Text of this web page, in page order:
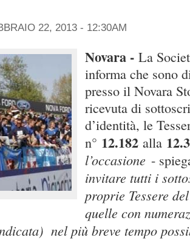
22, 2013 - 12:30AM
Novara - La
informa che sono
presso il Novara
ricevuta di
d’identità, le
n° 12.182 alla
l’occasione -
invitare tutti i
proprie Tessere
quelle con
nel più breve tempo